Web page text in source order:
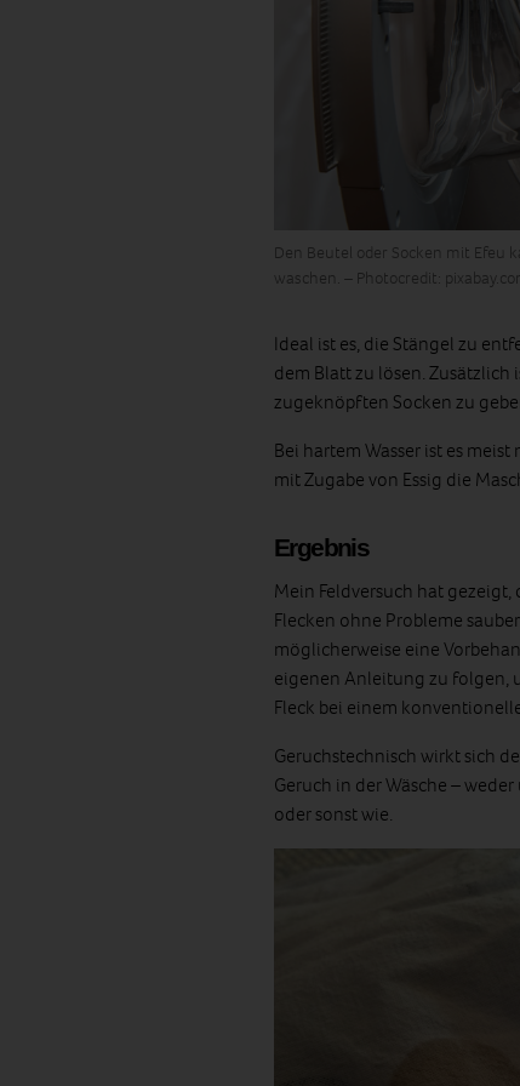
Den Beutel oder Socken mit Efeu
waschen. – Photocredit:
Ideal ist es, die Stängel zu
dem Blatt zu lösen.
zugeknöpften Socken zu
Bei hartem Wasser ist es
mit Zugabe von Essig die
Ergebnis
Mein Feldversuch hat gezeigt,
Flecken ohne Probleme
möglicherweise eine
eigenen Anleitung zu folgen,
Fleck bei einem
Geruchstechnisch wirkt sich
Geruch in der Wäsche –
oder sonst wie.